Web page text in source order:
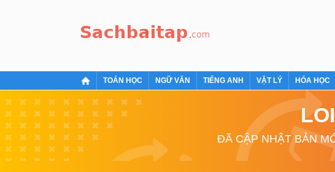
TOÁN HỌC NGỮ VĂN TIẾNG ANH VẬT LÝ HÓA HỌC
ĐÃ CẬP NHẬT BẢN